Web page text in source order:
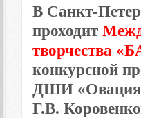
В Санкт-
проходит
творчества
конкурсной
ДШИ
Г.В.